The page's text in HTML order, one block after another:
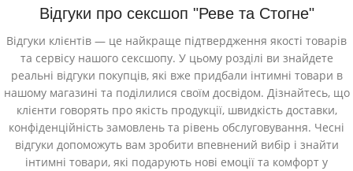
Відгуки про сексшоп "Реве та Стогне"
Відгуки клієнтів — це найкраще підтвердження якості товарів
та сервісу нашого сексшопу. У цьому розділі ви знайдете
реальні відгуки покупців, які вже придбали інтимні товари в
нашому магазині та поділилися своїм досвідом. Дізнайтесь, що
клієнти говорять про якість продукції, швидкість доставки,
конфіденційність замовлень та рівень обслуговування. Чесні
відгуки допоможуть вам зробити впевнений вибір і знайти
інтимні товари, які подарують нові емоції та комфорт у